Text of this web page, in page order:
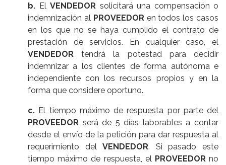
b. El VENDEDOR solicitará una compensación o
indemnización al PROVEEDOR en todos los casos
en los que no se haya cumplido el contrato de
prestación de servicios. En cualquier caso, el
VENDEDOR tendrá la potestad para decidir
indemnizar a los clientes de forma autónoma e
independiente con los recursos propios y en la
forma que considere oportuno.
c. El tiempo máximo de respuesta por parte del
PROVEEDOR será de 5 días laborables a contar
desde el envío de la petición para dar respuesta al
requerimiento delVENDEDOR. Si pasado este
tiempo máximo de respuesta, el PROVEEDOR no